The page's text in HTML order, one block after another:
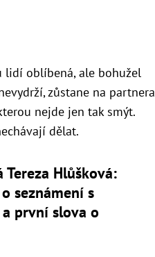
lidí oblíbená, ale bohužel
zůstane na partnera
nejde jen tak smýt.
dělat.
Tereza Hlůšková:
seznámení s
první slova o